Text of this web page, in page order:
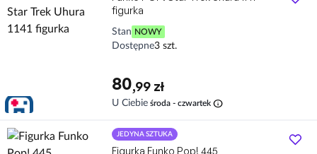
figurka
Stan NOWY
Dostępne3 szt.
80,99 zł
U Ciebie środa - czwartek info
JEDYNA SZTUKA
Figurka Funko Pop! 445